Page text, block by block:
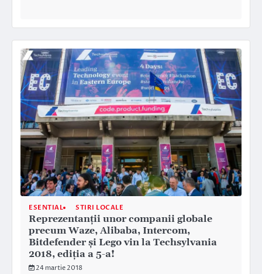
ESENTIAL STIRI LOCALE
Reprezentanţii unor companii globale
precum Waze, Alibaba, Intercom,
Bitdefender și Lego vin la Techsylvania
2018, ediţia a 5-a!
24 martie 2018